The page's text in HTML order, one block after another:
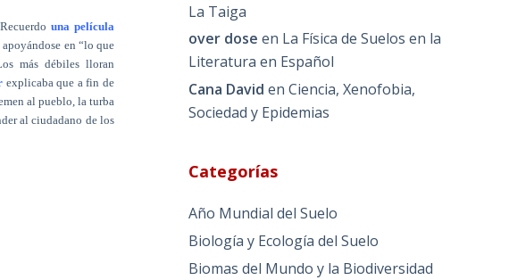
Recuerdouna película
en “lo que
más débiles lloran
explicaba que a fin de
al pueblo, la turba
al ciudadano de los
La Taiga
over dose en La Física de Suelos en la
Literatura en Español
Cana David enCiencia, Xenofobia,
Sociedad y Epidemias
Categorías
Año Mundial del Suelo
Biología y Ecología del Suelo
Biomas del Mundo y la Biodiversidad